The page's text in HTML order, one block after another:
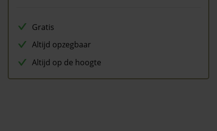
Gratis
Altijd opzegbaar
Altijd op de hoogte